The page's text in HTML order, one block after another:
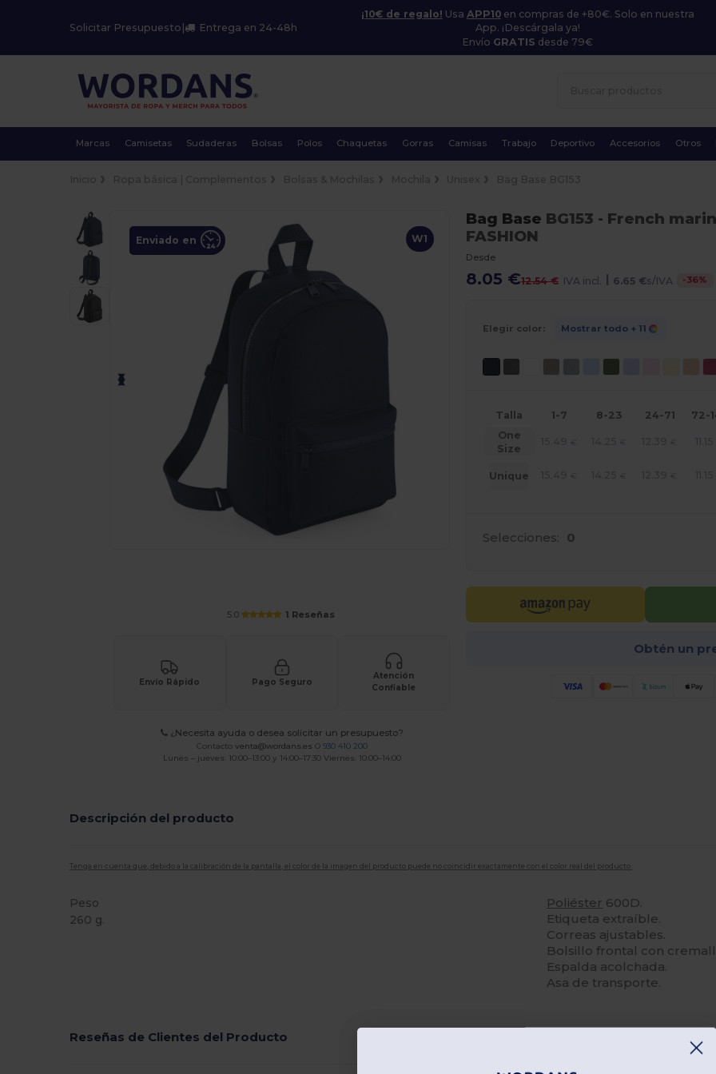
Solicitar Presupuesto Entrega en 24-48h
¡10€ de regalo! Usa APP10en compras de +80€. Solo en nuestra
App. ¡Descárgala ya!
Envío GRATIS desde 79€
Marcas Camisetas Sudaderas Bolsas Polos Chaquetas Gorras Camisas Trabajo Deportivo Accesorios Otros
W1
Enviado en
5.0 1 Reseñas
Envío Rápido Pago Seguro
Atención
Confiable
¿Necesita ayuda o desea solicitar un presupuesto?
Contacto venta@wordans.es O 930 410 200
Lunes – jueves: 10:00–13:00 y 14:00–17:30 Viernes: 10:00–14:00
Bag Base BG153 - French
FASHION
Desde
8.05 €12.54 € IVA incl. | 6.65 €s/IVA -36%
Elegir color: Mostrar todo + 11
Talla 1-7 8-23 24-71
72-
One
Size
Unique
Selecciones: 0
Obtén un
Descripción del producto
Tenga en cuenta que, debido a la calibración de la pantalla, el color de la imagen del producto puede no coincidir exactamente con el color real del producto.
Peso
260 g.
Poliéster 600D.
Etiqueta extraíble.
Correas ajustables.
Bolsillo frontal con
Espalda acolchada.
Asa de transporte.
Reseñas de Clientes del Producto